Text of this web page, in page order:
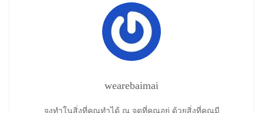
wearebaimai
จงทำในสิ่งที่คุณทำได้ ณ จุดที่คุณอยู่ ด้วยสิ่งที่คุณมี